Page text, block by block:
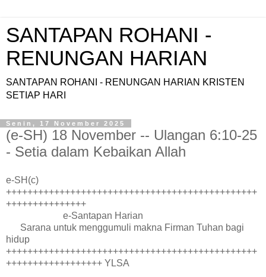
SANTAPAN ROHANI -
RENUNGAN HARIAN
SANTAPAN ROHANI - RENUNGAN HARIAN KRISTEN
SETIAP HARI
Senin, 17 November 2025
(e-SH) 18 November -- Ulangan 6:10-25
- Setia dalam Kebaikan Allah
e-SH(c)
+++++++++++++++++++++++++++++++++++++++++++++++
+++++++++++++++
e-Santapan Harian
Sarana untuk menggumuli makna Firman Tuhan bagi
hidup
+++++++++++++++++++++++++++++++++++++++++++++++
++++++++++++++++++ YLSA